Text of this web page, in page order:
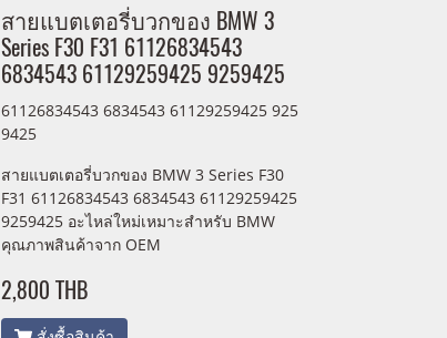
สายแบตเตอรี่บวกของ BMW 3
Series F30 F31 61126834543
6834543 61129259425 9259425
61126834543 6834543 61129259425 925
9425
สายแบตเตอรี่บวกของ BMW 3 Series F30
F31 61126834543 6834543 61129259425
9259425 อะไหล่ใหม่เหมาะสำหรับ BMW
คุณภาพสินค้าจาก OEM
2,800 THB